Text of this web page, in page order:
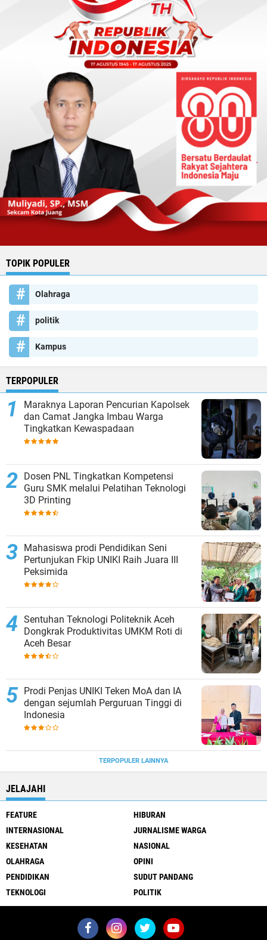
TOPIK POPULER
Olahraga
politik
Kampus
TERPOPULER
Maraknya Laporan Pencurian Kapolsek
dan Camat Jangka Imbau Warga
Tingkatkan Kewaspadaan
Dosen PNL Tingkatkan Kompetensi
Guru SMK melalui Pelatihan Teknologi
3D Printing
Mahasiswa prodi Pendidikan Seni
Pertunjukan Fkip UNIKI Raih Juara III
Peksimida
Sentuhan Teknologi Politeknik Aceh
Dongkrak Produktivitas UMKM Roti di
Aceh Besar
Prodi Penjas UNIKI Teken MoA dan IA
dengan sejumlah Perguruan Tinggi di
Indonesia
TERPOPULER LAINNYA
JELAJAHI
FEATURE
HIBURAN
INTERNASIONAL
JURNALISME WARGA
KESEHATAN
NASIONAL
OLAHRAGA
OPINI
PENDIDIKAN
SUDUT PANDANG
TEKNOLOGI
POLITIK